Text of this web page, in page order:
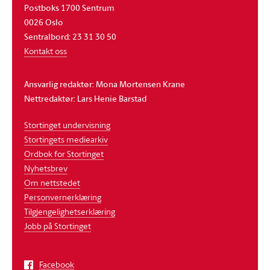
Postboks 1700 Sentrum
0026 Oslo
Sentralbord: 23 31 30 50
Kontakt oss
Ansvarlig redaktør: Mona Mortensen Krane
Nettredaktør: Lars Henie Barstad
Stortinget undervisning
Stortingets mediearkiv
Ordbok for Stortinget
Nyhetsbrev
Om nettstedet
Personvernerklæring
Tilgjengelighetserklæring
Jobb på Stortinget
Facebook